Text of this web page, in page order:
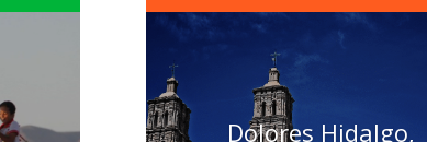
Dolores Hidalgo,